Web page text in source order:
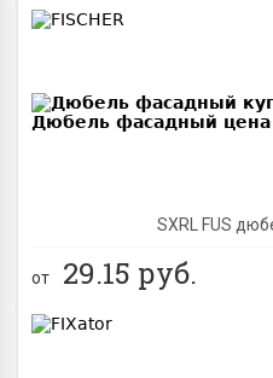
SXRL FUS
от 29.15 руб.